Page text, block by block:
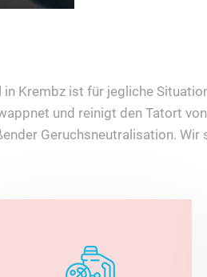
Krembz ist für jegliche
und reinigt den Tatort
Geruchsneutralisation.